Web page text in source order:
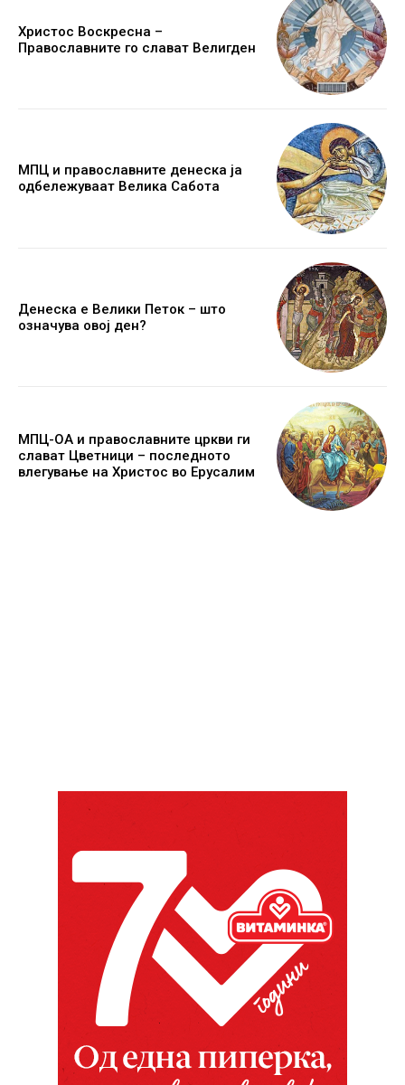
Христос Воскресна –
Православните го слават Велигден
МПЦ и православните денеска ја
одбележуваат Велика Сабота
Денеска е Велики Петок – што
означува овој ден?
МПЦ-ОА и православните цркви ги
слават Цветници – последното
влегување на Христос во Ерусалим